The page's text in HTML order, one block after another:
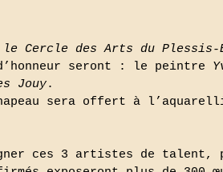
le Cercle des Arts du Plessis-
seront : le peintre
Jouy.
sera offert à
ces 3 artistes de talent,